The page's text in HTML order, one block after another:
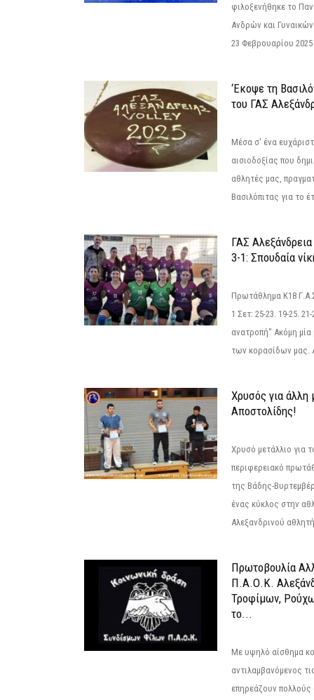
φιλοξενήθηκε το
Ανδρών και
23 Φεβρουαρίου
‘Εκοψε τη
του ΓΑΣ
Μέσα σ' ένα
αισιοδοξίας που
αθλητές μας,
Βασιλόπιτας για το
ΓΑΣ
3-1: Σπουδαία
Πρωτάθλημα Κ18
1 Σετ: 25-23. 19-25.
ανατροπή" Ακόμη μία
των κορασίδων μας.
Χρυσός για άλλη
Αποστολίδης!
Χρυσό μετάλλιο για
περιφερειακό
της Βάδης-
ένας κύκλος στην
Αλεξανδρινού
Πρωτοβουλία
Π.Α.Ο.Κ.
Τροφίμων,
το...
Με υψηλό αίσθημα
αντιλαμβανόμενος
επηρεάζουν πολλούς